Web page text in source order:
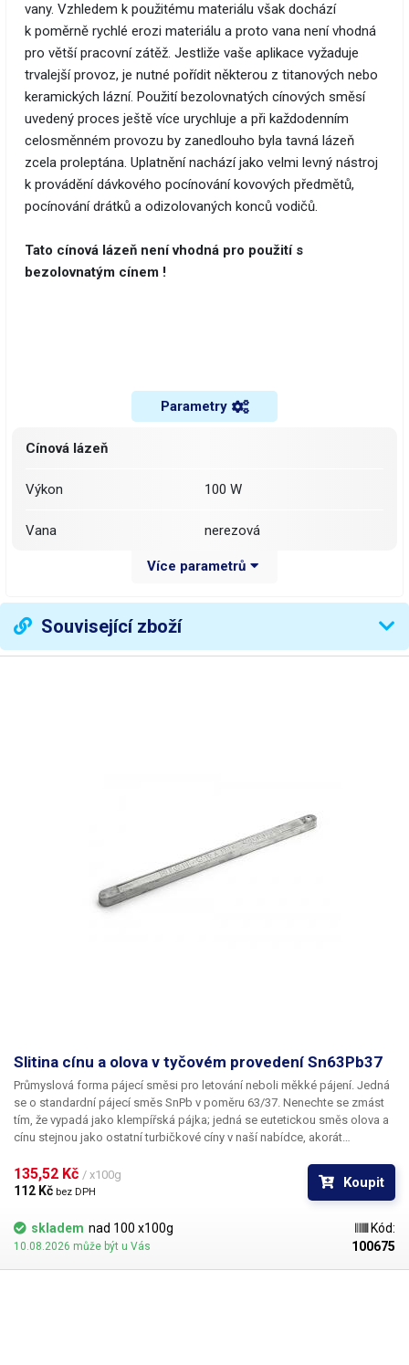
vany. Vzhledem k použitému materiálu však dochází
k poměrně rychlé erozi materiálu a proto vana není vhodná
pro větší pracovní zátěž. Jestliže vaše aplikace vyžaduje
trvalejší provoz, je nutné pořídit některou z titanových nebo
keramických lázní. Použití bezolovnatých cínových směsí
uvedený proces ještě více urychluje a při každodenním
celosměnném provozu by zanedlouho byla tavná lázeň
zcela proleptána. Uplatnění nachází jako velmi levný nástroj
k provádění dávkového pocínování kovových předmětů,
pocínování drátků a odizolovaných konců vodičů.
Tato cínová lázeň není vhodná pro použití s
bezolovnatým cínem !
Parametry
Cínová lázeň
Výkon 100 W
Vana nerezová
průměr 36 mm
Náplň olovnatá Sn63Pb37 250 g
200 - 450 °C
Napájecí napětí
Více parametrů
Související zboží
Slitina cínu a olova v tyčovém provedení Sn63Pb37
Průmyslová forma pájecí směsi pro letování neboli měkké pájení. Jedná
se o standardní pájecí směs SnPb v poměru 63/37. Nenechte se zmást
tím, že vypadá jako klempířská pájka; jedná se eutetickou směs olova a
cínu stejnou jako ostatní turbičkové cíny v naší nabídce, akorát
potřeba větší množství cínu – například pro naplnění cínové lázně.
135,52 Kč / x100g
112 Kč bez DPH
Koupit
skladem nad 100 x100g
10.08.2026 může být u Vás
Kód:
100675